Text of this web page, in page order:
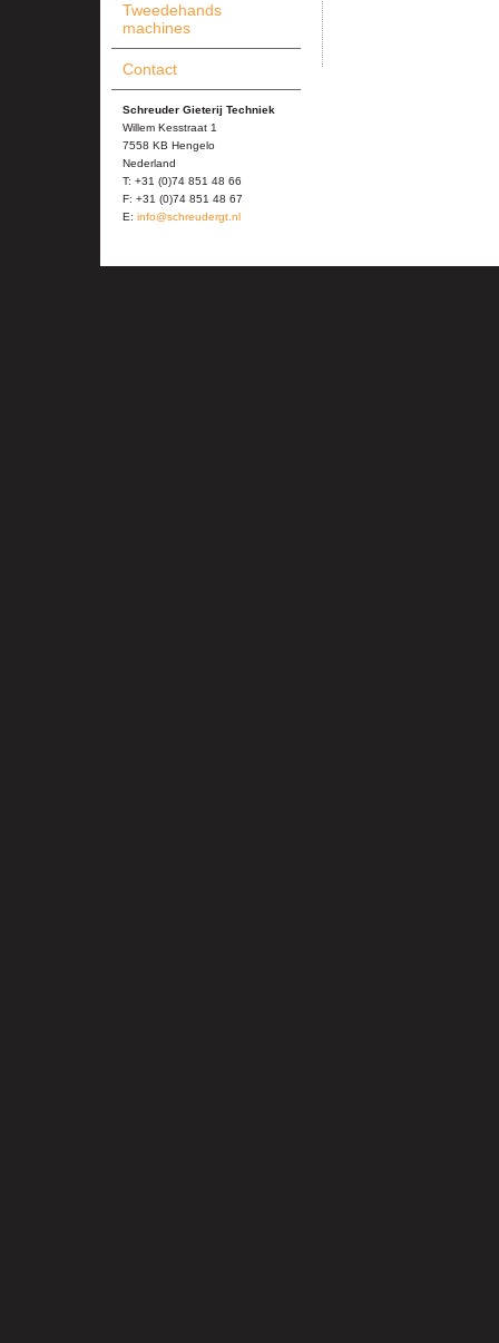
Tweedehands
machines
Contact
Schreuder Gieterij Techniek
Willem Kesstraat 1
7558 KB Hengelo
Nederland
T: +31 (0)74 851 48 66
F: +31 (0)74 851 48 67
E: info@schreudergt.nl